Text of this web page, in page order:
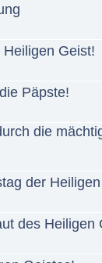
Geist!
Päpste!
die
der
des Heiligen